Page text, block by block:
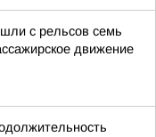
с рельсов семь
движение